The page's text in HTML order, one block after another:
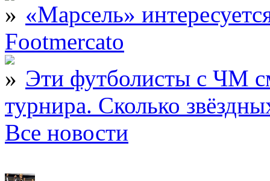
«Марсель»
Footmercato
Эти футболисты с ЧМ
турнира. Сколько
Все новости